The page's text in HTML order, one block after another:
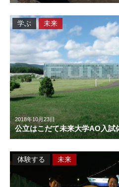
2018年10月23日
公立はこだて未来大学AO入試
学ぶ 未来
体験する 未来